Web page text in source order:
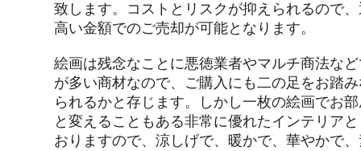
致します。コストとリスクが抑えられるので
高い金額でのご売却が可能となります。
絵画は残念なことに悪徳業者やマルチ商法な
が多い商材なので、ご購入にも二の足をお踏
られるかと存じます。しかし一枚の絵画でお
と変えることもある非常に優れたインテリア
おりますので、涼しげで、暖かで、華やかで